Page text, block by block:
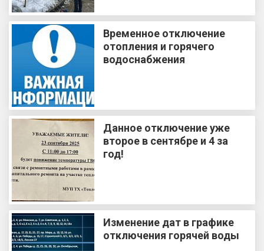
Временное отключение
отопления и горячего
водоснабжения
Данное отключение уже
второе в сентябре и 4 за
год!
Изменение дат в графике
отключения горячей воды